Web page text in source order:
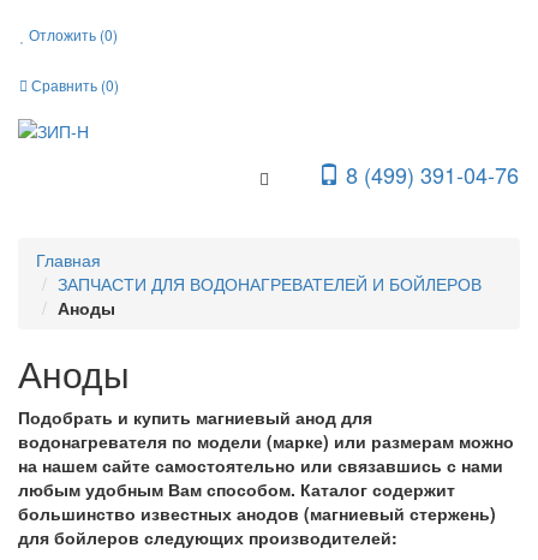
Отложить (0)
Сравнить (0)
8 (499) 391-04-76
Toggle Navigation
Главная
ЗАПЧАСТИ ДЛЯ ВОДОНАГРЕВАТЕЛЕЙ И БОЙЛЕРОВ
Аноды
Аноды
Подобрать и купить магниевый анод для
водонагревателя по модели (марке) или размерам можно
на нашем сайте самостоятельно или связавшись с нами
любым удобным Вам способом. Каталог содержит
большинство известных анодов (магниевый стержень)
для бойлеров следующих производителей: